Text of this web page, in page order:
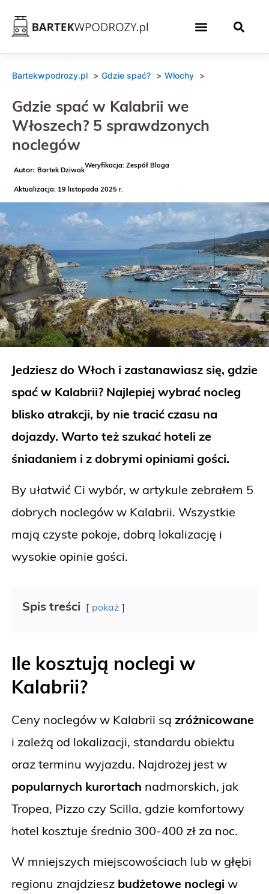
Bartekwpodrozy.pl Gdzie spać? Włochy
Gdzie spać w Kalabrii we
Włoszech? 5 sprawdzonych
noclegów
Bartek Dziwak
Weryfikacja: Zespół Bloga
Aktualizacja: 19 listopada 2025 r.
Jedziesz do Włoch i zastanawiasz się, gdzie
spać w Kalabrii? Najlepiej wybrać nocleg
blisko atrakcji, by nie tracić czasu na
dojazdy. Warto też szukać hoteli ze
śniadaniem i z dobrymi opiniami gości.
By ułatwić Ci wybór, w artykule zebrałem 5
dobrych noclegów w Kalabrii. Wszystkie
mają czyste pokoje, dobrą lokalizację i
wysokie opinie gości.
Spis treści pokaż
Ile kosztują noclegi w
Kalabrii?
Ceny noclegów w Kalabrii są zróżnicowane
i zależą od lokalizacji, standardu obiektu
oraz terminu wyjazdu. Najdrożej jest w
popularnych kurortach nadmorskich, jak
Tropea, Pizzo czy Scilla, gdzie komfortowy
hotel kosztuje średnio 300-400 zł za noc.
W mniejszych miejscowościach lub w głębi
regionu znajdziesz budżetowe noclegi w